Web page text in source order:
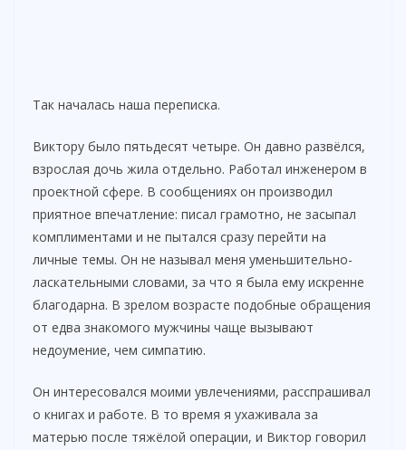
Так началась наша переписка.
Виктору было пятьдесят четыре. Он давно развёлся,
взрослая дочь жила отдельно. Работал инженером в
проектной сфере. В сообщениях он производил
приятное впечатление: писал грамотно, не засыпал
комплиментами и не пытался сразу перейти на
личные темы. Он не называл меня уменьшительно-
ласкательными словами, за что я была ему искренне
благодарна. В зрелом возрасте подобные обращения
от едва знакомого мужчины чаще вызывают
недоумение, чем симпатию.
Он интересовался моими увлечениями, расспрашивал
о книгах и работе. В то время я ухаживала за
матерью после тяжёлой операции, и Виктор говорил